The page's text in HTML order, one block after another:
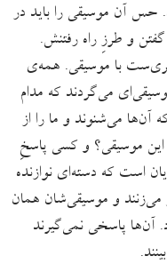
حس آن موسیقی را باید در
گفتن و طرزِ راه رفتنش.
با موسیقی. همه‌ی
می‌گردند که مدام
می‌شنوند و ما را از
این موسیقی؟ و کسی پاسخِ
است که دسته‌ای نوازنده
می‌زنند و موسیقی‌شان همان
آن‌ها پاسخی نمی‌گیرند